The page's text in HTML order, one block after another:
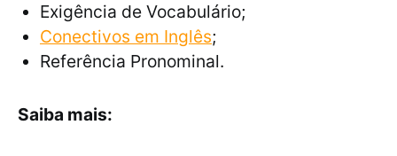
Exigência de Vocabulário;
Conectivos em Inglês;
Referência Pronominal.
Saiba mais: